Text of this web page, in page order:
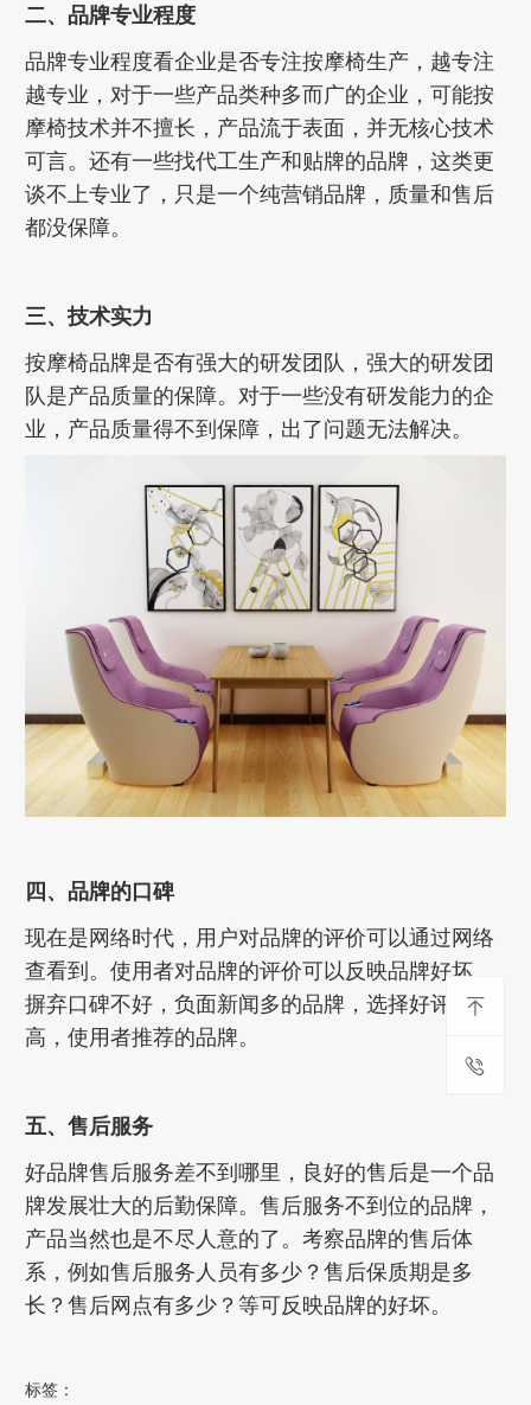
二、品牌专业程度
品牌专业程度看企业是否专注按摩椅生产，越专注
越专业，对于一些产品类种多而广的企业，可能按
摩椅技术并不擅长，产品流于表面，并无核心技术
可言。还有一些找代工生产和贴牌的品牌，这类更
谈不上专业了，只是一个纯营销品牌，质量和售后
都没保障。
三、技术实力
按摩椅品牌是否有强大的研发团队，强大的研发团
队是产品质量的保障。对于一些没有研发能力的企
业，产品质量得不到保障，出了问题无法解决。
四、品牌的口碑
现在是网络时代，用户对品牌的评价可以通过网络
查看到。使用者对品牌的评价可以反映品牌好坏。
摒弃口碑不好，负面新闻多的品牌，选择好评度
高，使用者推荐的品牌。
五、售后服务
好品牌售后服务差不到哪里，良好的售后是一个品
牌发展壮大的后勤保障。售后服务不到位的品牌，
产品当然也是不尽人意的了。考察品牌的售后体
系，例如售后服务人员有多少？售后保质期是多
长？售后网点有多少？等可反映品牌的好坏。
标签：